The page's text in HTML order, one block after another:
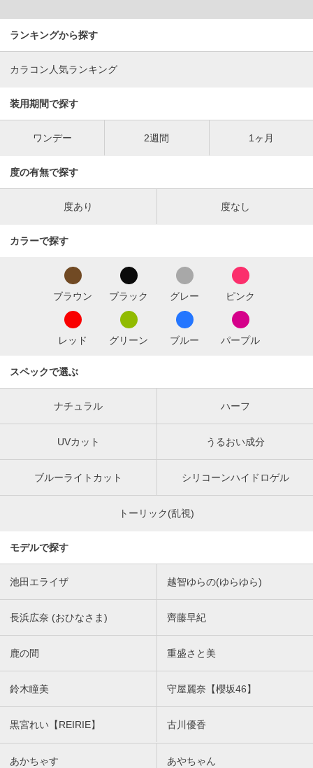
ランキングから探す
カラコン人気ランキング
装用期間で探す
ワンデー 2週間 1ヶ月
度の有無で探す
度あり 度なし
カラーで探す
ブラウン ブラック グレー ピンク
レッド グリーン ブルー パープル
スペックで選ぶ
ナチュラル ハーフ
UVカット うるおい成分
ブルーライトカット シリコーンハイドロゲル
トーリック(乱視)
モデルで探す
池田エライザ 越智ゆらの(ゆらゆら)
長浜広奈 (おひなさま) 齊藤早紀
鹿の間 重盛さと美
鈴木瞳美 守屋麗奈【櫻坂46】
黒宮れい【REIRIE】 古川優香
あかちゃす あやちゃん